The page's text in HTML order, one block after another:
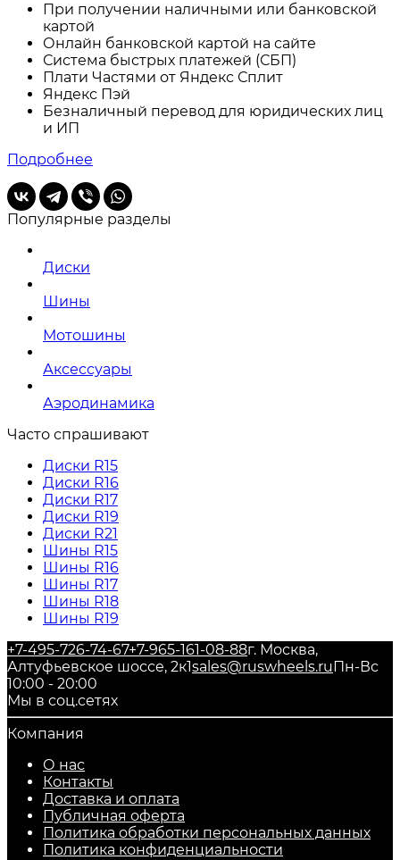
При получении наличными или банковской
картой
Онлайн банковской картой на сайте
Система быстрых платежей (СБП)
Плати Частями от Яндекс Сплит
Яндекс Пэй
Безналичный перевод для юридических лиц
и ИП
Подробнее
Популярные разделы
Диски
Шины
Мотошины
Аксессуары
Аэродинамика
Часто спрашивают
Диски R15
Диски R16
Диски R17
Диски R19
Диски R21
Шины R15
Шины R16
Шины R17
Шины R18
Шины R19
+7-495-726-74-67+7-965-161-08-88г. Москва,
Алтуфьевское шоссе, 2к1sales@ruswheels.ruПн-Вс
10:00 - 20:00
Мы в соц.сетях
Компания
О нас
Контакты
Доставка и оплата
Публичная оферта
Политика обработки персональных данных
​Политика конфиденциальности